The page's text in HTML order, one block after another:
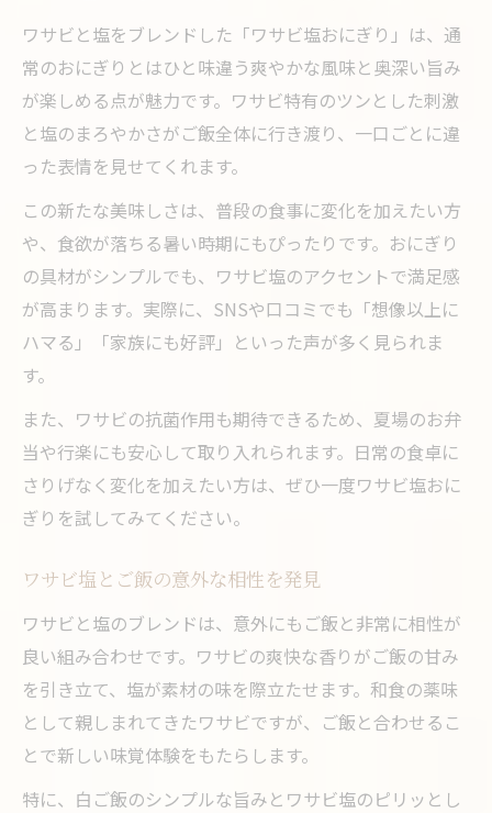
ワサビと塩をブレンドした「ワサビ塩おにぎり」は、通
常のおにぎりとはひと味違う爽やかな風味と奥深い旨み
が楽しめる点が魅力です。ワサビ特有のツンとした刺激
と塩のまろやかさがご飯全体に行き渡り、一口ごとに違
った表情を見せてくれます。
この新たな美味しさは、普段の食事に変化を加えたい方
や、食欲が落ちる暑い時期にもぴったりです。おにぎり
の具材がシンプルでも、ワサビ塩のアクセントで満足感
が高まります。実際に、SNSや口コミでも「想像以上に
ハマる」「家族にも好評」といった声が多く見られま
す。
また、ワサビの抗菌作用も期待できるため、夏場のお弁
当や行楽にも安心して取り入れられます。日常の食卓に
さりげなく変化を加えたい方は、ぜひ一度ワサビ塩おに
ぎりを試してみてください。
ワサビ塩とご飯の意外な相性を発見
ワサビと塩のブレンドは、意外にもご飯と非常に相性が
良い組み合わせです。ワサビの爽快な香りがご飯の甘み
を引き立て、塩が素材の味を際立たせます。和食の薬味
として親しまれてきたワサビですが、ご飯と合わせるこ
とで新しい味覚体験をもたらします。
特に、白ご飯のシンプルな旨みとワサビ塩のピリッとし